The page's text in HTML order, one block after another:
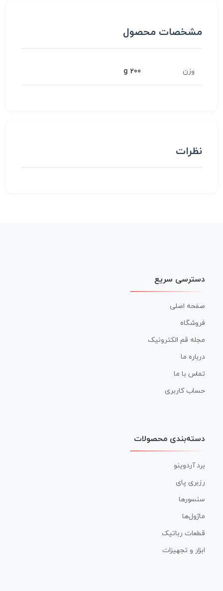
مشخصات محصول
وزن 200 g
نظرات
دسترسی سریع
صفحه اصلی
فروشگاه
مجله قم الکترونیک
درباره ما
تماس با ما
حساب کاربری
دسته‌بندی محصولات
برد آردوینو
رزبری پای
سنسورها
ماژول‌ها
قطعات رباتیک
ابزار و تجهیزات